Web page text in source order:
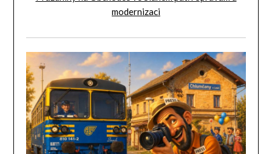
modernizaci